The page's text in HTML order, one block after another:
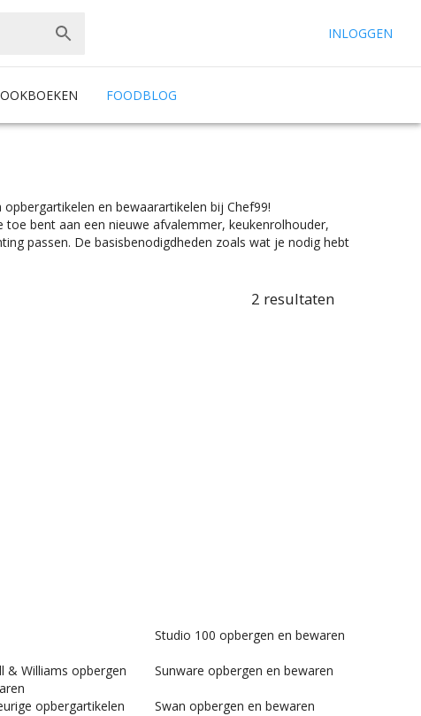
INLOGGEN
FOODBLOG
en bewaarartikelen bij Chef99!
bent aan een nieuwe afvalemmer, keukenrolhouder,
passen. De basisbenodigdheden zoals wat je nodig hebt
Chef99. Voor de perfecte keukeninrichting,heb je ook de
je nou kruidenpotjes nodig hebt, een lunchbox,
Producten voor opbergen en bewaren zijn er te vinden in
2 resultaten
& Williams opbergen
opbergartikelen
Studio 100 opbergen en bewaren
Sunware opbergen en bewaren
Swan opbergen en bewaren